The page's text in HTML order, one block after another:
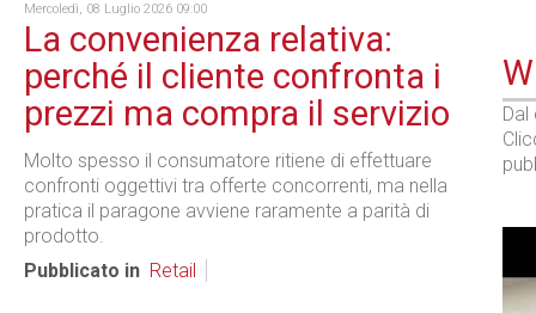
Mercoledì, 08 Luglio 2026 09:00
La convenienza relativa:
perché il cliente confronta i
prezzi ma compra il servizio
Molto spesso il consumatore ritiene di effettuare
confronti oggettivi tra offerte concorrenti, ma nella
pratica il paragone avviene raramente a parità di
prodotto.
Pubblicato in Retail